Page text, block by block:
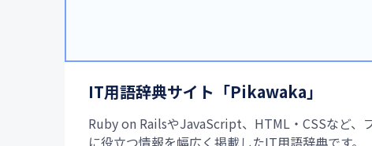
IT用語辞典サイト「Pikawaka」
Ruby on RailsやJavaScript、HTML・CSSなど、
に役立つ情報を幅広く掲載したIT用語辞典です。